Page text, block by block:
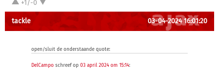
+1/-0
tackle 03-04-2024 16:01:20
open/sluit de onderstaande quote:
DelCampo schreef op 03 april 2024 om 15:14: